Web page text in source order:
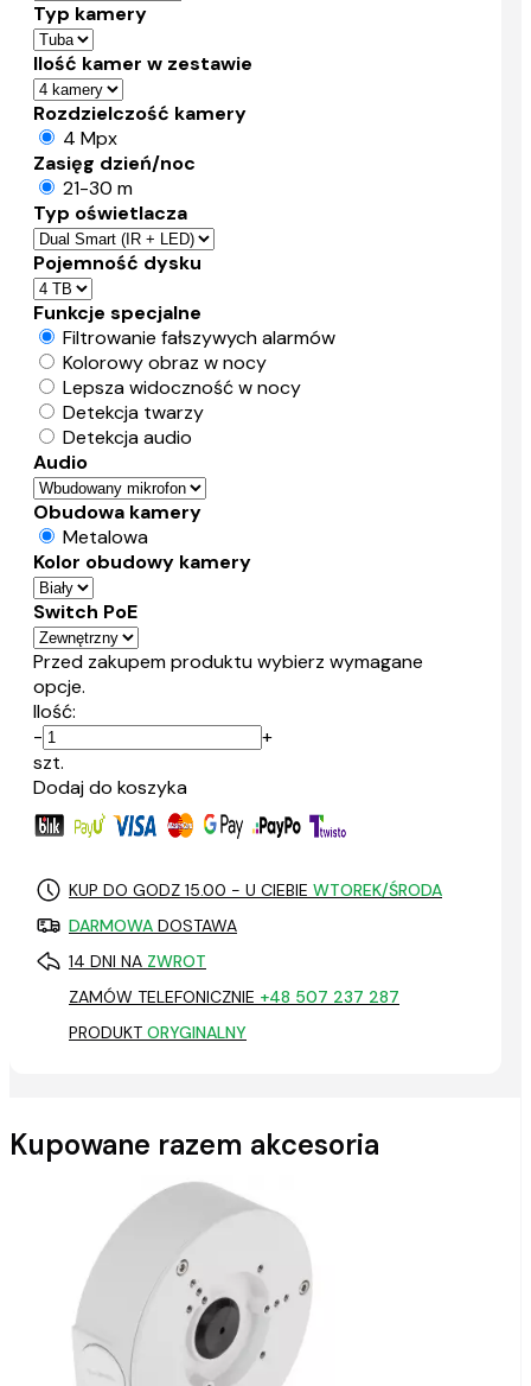
Typ kamery
Ilość kamer w zestawie
Rozdzielczość kamery
4 Mpx
Zasięg dzień/noc
21-30 m
Typ oświetlacza
Pojemność dysku
Funkcje specjalne
Filtrowanie fałszywych alarmów
Kolorowy obraz w nocy
Lepsza widoczność w nocy
Detekcja twarzy
Detekcja audio
Audio
Obudowa kamery
Metalowa
Kolor obudowy kamery
Switch PoE
Przed zakupem produktu wybierz wymagane
opcje.
Ilość:
-
+
szt.
Dodaj do koszyka
KUP DO GODZ 15.00 - U CIEBIE WTOREK/ŚRODA
DARMOWA DOSTAWA
14 DNI NA ZWROT
ZAMÓW TELEFONICZNIE +48 507 237 287
PRODUKT ORYGINALNY
Kupowane razem akcesoria